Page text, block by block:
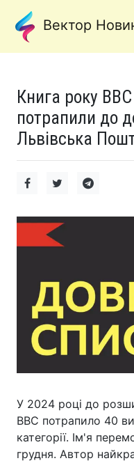
Вектор
Книга року
потрапили до
Львівська
У 2024 році до
BBC потрапило 40
категорії. Ім'я
грудня. Автор